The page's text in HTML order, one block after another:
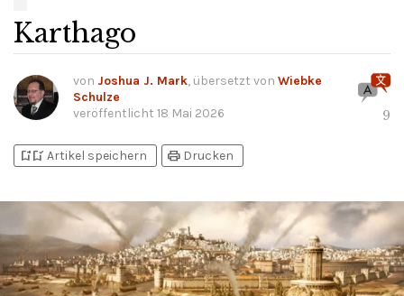
Karthago
von Joshua J. Mark, übersetzt von Wiebke
Schulze
veröffentlicht 18 Mai 2026 9
bookmark_addbookmark_added Artikel speichern print Drucken